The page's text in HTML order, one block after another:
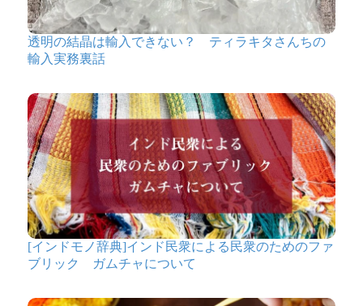
透明の結晶は輸入できない？ ティラキタさんちの
輸入実務裏話
[インドモノ辞典]インド民衆による民衆のためのファ
ブリック ガムチャについて